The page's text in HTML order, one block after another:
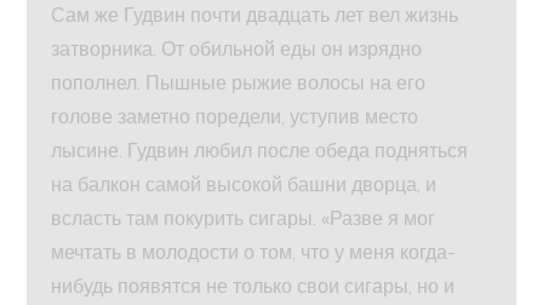
Сам же Гудвин почти двадцать лет вел жизнь
затворника. От обильной еды он изрядно
пополнел. Пышные рыжие волосы на его
голове заметно поредели, уступив место
лысине. Гудвин любил после обеда подняться
на балкон самой высокой башни дворца, и
всласть там покурить сигары. «Разве я мог
мечтать в молодости о том, что у меня когда-
нибудь появятся не только свои сигары, но и